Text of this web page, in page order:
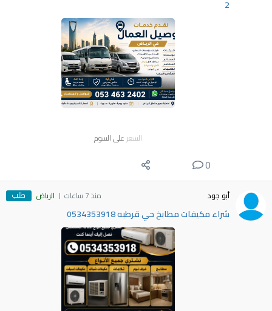
2
السعر على السوم
0
أبو جود منذ 7 ساعات الرياض طلب
شراء مكيفات مطابخ حي قرطبه 0534353918